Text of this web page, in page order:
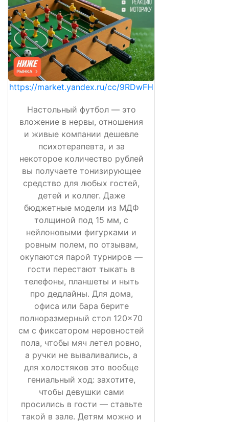
https://market.yandex.ru/cc/9RDwFH
Настольный футбол — это
вложение в нервы, отношения
и живые компании дешевле
психотерапевта, и за
некоторое количество рублей
вы получаете тонизирующее
средство для любых гостей,
детей и коллег. Даже
бюджетные модели из МДФ
толщиной под 15 мм, с
нейлоновыми фигурками и
ровным полем, по отзывам,
окупаются парой турниров —
гости перестают тыкать в
телефоны, планшеты и ныть
про дедлайны. Для дома,
офиса или бара берите
полноразмерный стол 120×70
см с фиксатором неровностей
пола, чтобы мяч летел ровно,
а ручки не вываливались, а
для холостяков это вообще
гениальный ход: захотите,
чтобы девушки сами
просились в гости — ставьте
такой в зале. Детям можно и